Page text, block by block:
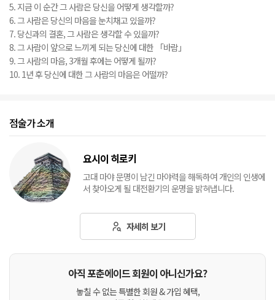
5. 지금 이 순간 그 사람은 당신을 어떻게 생각할까?
6. 그 사람은 당신의 마음을 눈치채고 있을까?
7. 당신과의 결혼, 그 사람은 생각할 수 있을까?
8. 그 사람이 앞으로 느끼게 되는 당신에 대한 「바람」
9. 그 사람의 마음, 3개월 후에는 어떻게 될까?
10. 1년 후 당신에 대한 그 사람의 마음은 어떨까?
점술가 소개
요시이 히로키
고대 마야 문명이 남긴 마야력을 해독하여 개인의 인생에
서 찾아오게 될 대전환기의 운명을 밝혀냅니다.
자세히 보기
아직 포춘에이드 회원이 아니신가요?
놓칠 수 없는 특별한 회원 & 가입 혜택,